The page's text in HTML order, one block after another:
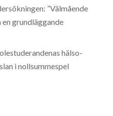
”Välmående
grundläggande
hälso-
i nollsummespel